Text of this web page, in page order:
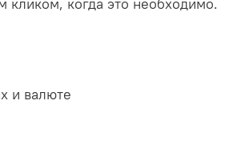
кликом, когда это необходимо.
и валюте